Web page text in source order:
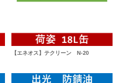
【エネオス】テクリーン N-20